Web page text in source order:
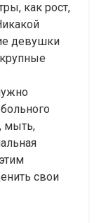
как рост,
девушки
мыть,
свои